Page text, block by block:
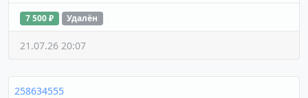
7 500 ₽ Удалён
21.07.26 20:07
258634555